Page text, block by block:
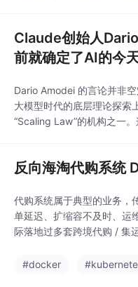
Claude创始人
前就确定了AI的今
Dario Amodei 的言论并非
大模型时代的底层理论探索
“Scaling Law”的机构之一
反向海淘代购系统
代购系统属于典型的业务，
单延迟、扩缩容不及时、运
际落地过多套跨境代购 / 集
kerignore（必须配置）
#docker